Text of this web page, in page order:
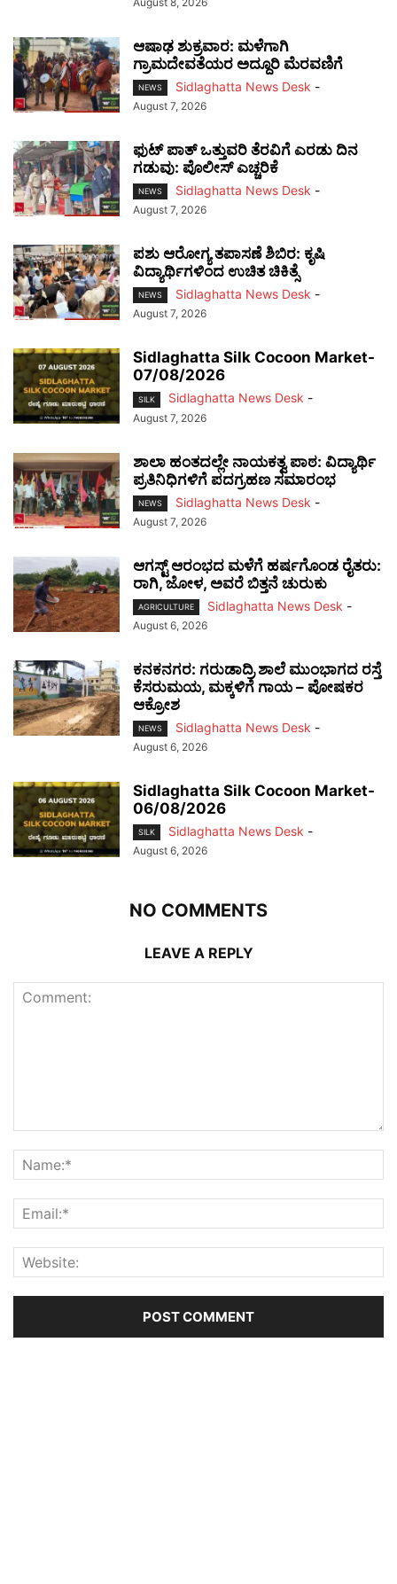
ಆಷಾಢ ಶುಕ್ರವಾರ: ಮಳೆಗಾಗಿ
ಗ್ರಾಮದೇವತೆಯರ ಅದ್ದೂರಿ ಮೆರವಣಿಗೆ
NEWS Sidlaghatta News Desk -
August 7, 2026
ಫುಟ್‌ ಪಾತ್ ಒತ್ತುವರಿ ತೆರವಿಗೆ ಎರಡು ದಿನ
ಗಡುವು: ಪೊಲೀಸ್ ಎಚ್ಚರಿಕೆ
NEWS Sidlaghatta News Desk -
August 7, 2026
ಪಶು ಆರೋಗ್ಯ ತಪಾಸಣೆ ಶಿಬಿರ: ಕೃಷಿ
ವಿದ್ಯಾರ್ಥಿಗಳಿಂದ ಉಚಿತ ಚಿಕಿತ್ಸೆ
NEWS Sidlaghatta News Desk -
August 7, 2026
Sidlaghatta Silk Cocoon Market-
07/08/2026
SILK Sidlaghatta News Desk -
August 7, 2026
ಶಾಲಾ ಹಂತದಲ್ಲೇ ನಾಯಕತ್ವ ಪಾಠ: ವಿದ್ಯಾರ್ಥಿ
ಪ್ರತಿನಿಧಿಗಳಿಗೆ ಪದಗ್ರಹಣ ಸಮಾರಂಭ
NEWS Sidlaghatta News Desk -
August 7, 2026
ಆಗಸ್ಟ್ ಆರಂಭದ ಮಳೆಗೆ ಹರ್ಷಗೊಂಡ ರೈತರು:
ರಾಗಿ, ಜೋಳ, ಅವರೆ ಬಿತ್ತನೆ ಚುರುಕು
AGRICULTURE Sidlaghatta News Desk -
August 6, 2026
ಕನಕನಗರ: ಗರುಡಾದ್ರಿ ಶಾಲೆ ಮುಂಭಾಗದ ರಸ್ತೆ
ಕೆಸರುಮಯ, ಮಕ್ಕಳಿಗೆ ಗಾಯ – ಪೋಷಕರ
ಆಕ್ರೋಶ
NEWS Sidlaghatta News Desk -
August 6, 2026
Sidlaghatta Silk Cocoon Market-
06/08/2026
SILK Sidlaghatta News Desk -
August 6, 2026
NO COMMENTS
LEAVE A REPLY